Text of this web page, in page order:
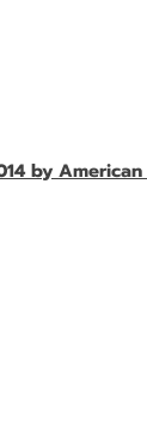
by American